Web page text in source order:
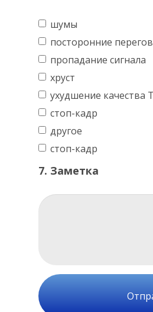
шумы
посторонние
пропадание сигнала
хруст
ухудшение качества
стоп-кадр
другое
стоп-кадр
7. Заметка